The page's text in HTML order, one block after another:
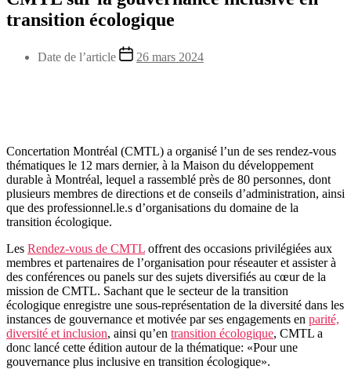
transition écologique
Date de l’article 26 mars 2024
Concertation Montréal (CMTL) a organisé l’un de ses rendez-vous
thématiques le 12 mars dernier, à la Maison du développement
durable à Montréal, lequel a rassemblé près de 80 personnes, dont
plusieurs membres de directions et de conseils d’administration, ainsi
que des professionnel.le.s d’organisations du domaine de la
transition écologique.
Les Rendez-vous de CMTL offrent des occasions privilégiées aux
membres et partenaires de l’organisation pour réseauter et assister à
des conférences ou panels sur des sujets diversifiés au cœur de la
mission de CMTL. Sachant que le secteur de la transition
écologique enregistre une sous-représentation de la diversité dans les
instances de gouvernance et motivée par ses engagements en parité,
diversité et inclusion, ainsi qu’en transition écologique, CMTL a
donc lancé cette édition autour de la thématique: «Pour une
gouvernance plus inclusive en transition écologique».